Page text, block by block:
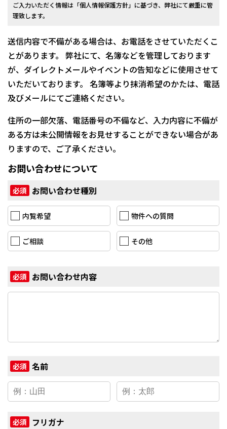
ご入力いただく情報は「個人情報保護方針」に基づき、弊社にて厳重に管
理致します。
送信内容で不備がある場合は、お電話をさせていただくこ
とがあります。 弊社にて、名簿などを管理しております
が、ダイレクトメールやイベントの告知などに使用させて
いただいております。 名簿等より抹消希望のかたは、電話
及びメールにてご連絡ください。
住所の一部欠落、電話番号の不備など、入力内容に不備が
ある方は未公開情報をお見せすることができない場合があ
りますので、ご了承ください。
お問い合わせについて
必須 お問い合わせ種別
内覧希望 物件への質問
ご相談 その他
必須 お問い合わせ内容
必須 名前
必須 フリガナ